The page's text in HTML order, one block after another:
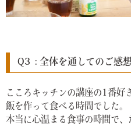
Q3 : 全体を通してのご感
こころキッチンの講座の1番好
飯を作って食べる時間でした。
本当に心温まる食事の時間で